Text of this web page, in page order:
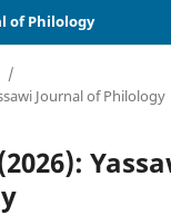
of Philology
/
Journal of Philology